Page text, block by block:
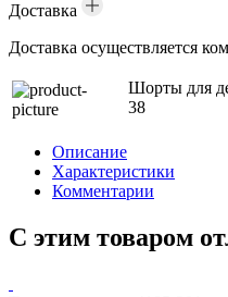
Доставка
Доставка осуществляется
Шорты для
38
Описание
Характеристики
Комментарии
С этим товаром